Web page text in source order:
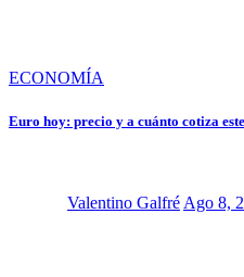
ECONOMÍA
Euro hoy: precio y a cuánto cotiza
Valentino Galfré Ago 8,